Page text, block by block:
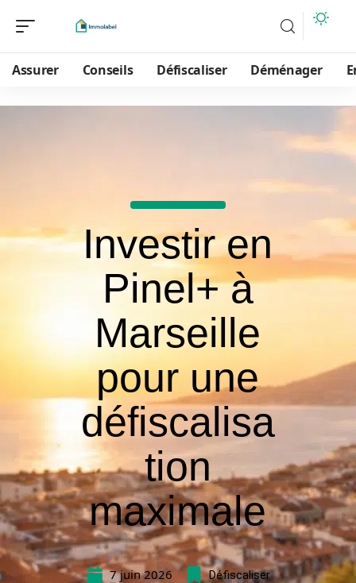
Assurer Conseils Défiscaliser Déménager
Investir en
Pinel+ à
Marseille
pour une
défiscalisa
tion
maximale
7 juin 2026 Défiscaliser